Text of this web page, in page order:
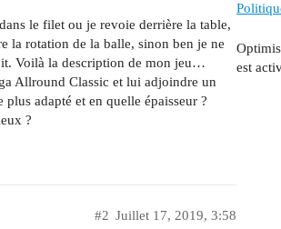
le filet ou je revoie derrière la table,
la rotation de la balle, sinon ben je ne
Voilà la description de mon jeu…
Allround Classic et lui adjoindre un
adapté et en quelle épaisseur ?
?
Juillet 17, 2019, 3:58
#2
est